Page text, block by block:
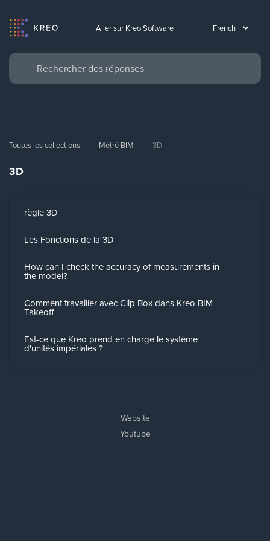
Aller sur Kreo Software
Toutes les collections Métré BIM 3D
3D
règle 3D
Les Fonctions de la 3D
How can I check the accuracy of measurements in
the model?
Comment travailler avec Clip Box dans Kreo BIM
Takeoff
Est-ce que Kreo prend en charge le système
d'unités impériales ?
Website
Youtube